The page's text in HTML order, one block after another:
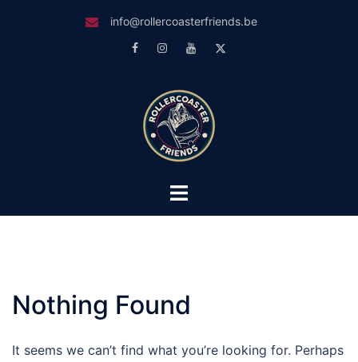
info@rollercoasterfriends.be
FacebookInstagram
Youtube
Toggle
Nothing Found
It seems we can’t find what you’re looking for. Perhaps